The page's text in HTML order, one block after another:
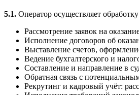
5.1. Оператор осуществляет
Рассмотрение заявок на
Исполнение договоров об
Выставление счетов,
Ведение бухгалтерского и
Составление и направление в
Обратная связь с
Рекрутинг и кадровый учёт: